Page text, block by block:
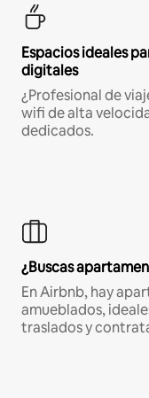
Espacios ideales
digitales
¿Profesional de
wifi de alta
dedicados.
¿Buscas
En Airbnb, hay
amueblados,
traslados y